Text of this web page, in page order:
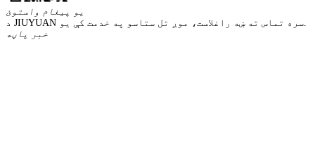
یو پیغام واستوئ
خبر پاڼه